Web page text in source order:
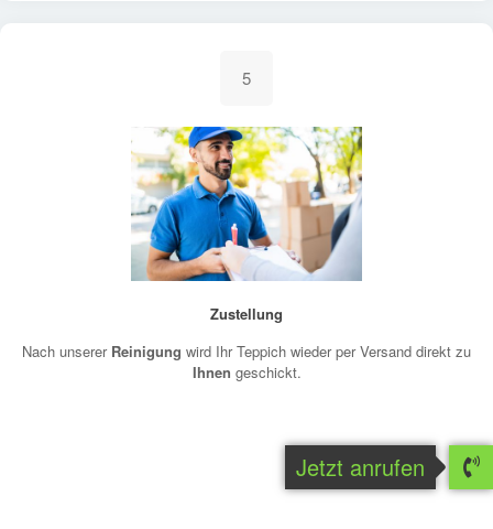
5
Zustellung
Nach unserer Reinigung wird Ihr Teppich wieder per Versand direkt zu
Ihnen geschickt.
Jetzt anrufen